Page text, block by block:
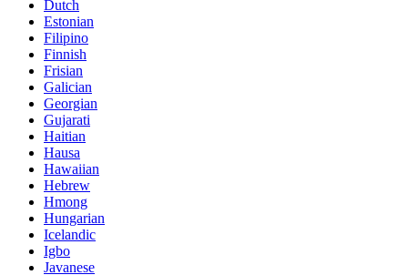
Dutch
Estonian
Filipino
Finnish
Frisian
Galician
Georgian
Gujarati
Haitian
Hausa
Hawaiian
Hebrew
Hmong
Hungarian
Icelandic
Igbo
Javanese